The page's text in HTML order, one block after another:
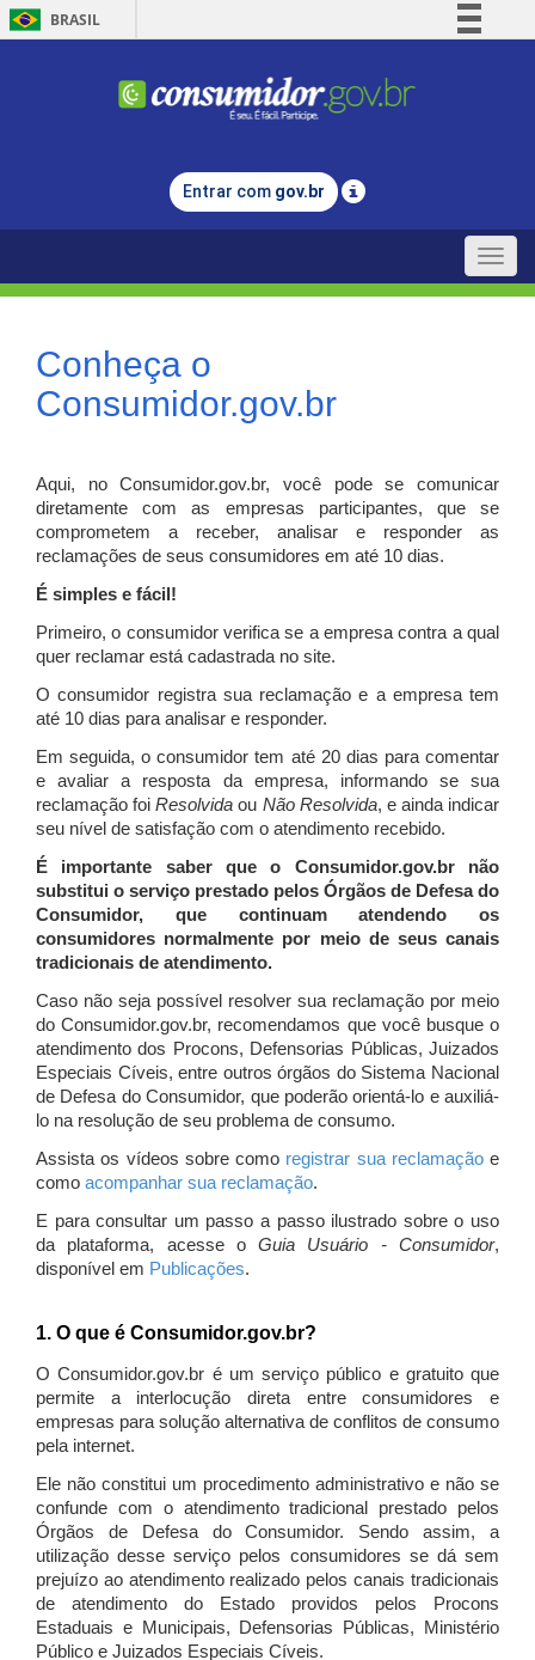
BRASIL
Comunica BR
Legislação
Entrar com gov.br
Toggle
Conheça o
Consumidor.gov.br
Aqui, no Consumidor.gov.br, você pode se comunicar
diretamente com as empresas participantes, que se
comprometem a receber, analisar e responder as
reclamações de seus consumidores em até 10 dias.
É simples e fácil!
Primeiro, o consumidor verifica se a empresa contra a qual
quer reclamar está cadastrada no site.
O consumidor registra sua reclamação e a empresa tem
até 10 dias para analisar e responder.
Em seguida, o consumidor tem até 20 dias para comentar
e avaliar a resposta da empresa, informando se sua
reclamação foiResolvida ou Não Resolvida, e ainda indicar
seu nível de satisfação com o atendimento recebido.
É importante saber que o Consumidor.gov.br não
substitui o serviço prestado pelos Órgãos de Defesa do
Consumidor, que continuam atendendo os
consumidores normalmente por meio de seus canais
tradicionais de atendimento.
Caso não seja possível resolver sua reclamação por meio
do Consumidor.gov.br, recomendamos que você busque o
atendimento dos Procons, Defensorias Públicas, Juizados
Especiais Cíveis, entre outros órgãos do Sistema Nacional
de Defesa do Consumidor, que poderão orientá-lo e auxiliá-
lo na resolução de seu problema de consumo.
Assista os vídeos sobre como registrar sua reclamaçãoe
como acompanhar sua reclamação.
E para consultar um passo a passo ilustrado sobre o uso
da plataforma, acesse oGuia Usuário - Consumidor,
disponível em Publicações.
1. O que é Consumidor.gov.br?
O Consumidor.gov.br é um serviço público e gratuito que
permite a interlocução direta entre consumidores e
empresas para solução alternativa de conflitos de consumo
pela internet.
Ele não constitui um procedimento administrativo e não se
confunde com o atendimento tradicional prestado pelos
Órgãos de Defesa do Consumidor. Sendo assim, a
utilização desse serviço pelos consumidores se dá sem
prejuízo ao atendimento realizado pelos canais tradicionais
de atendimento do Estado providos pelos Procons
Estaduais e Municipais, Defensorias Públicas, Ministério
Público e Juizados Especiais Cíveis.